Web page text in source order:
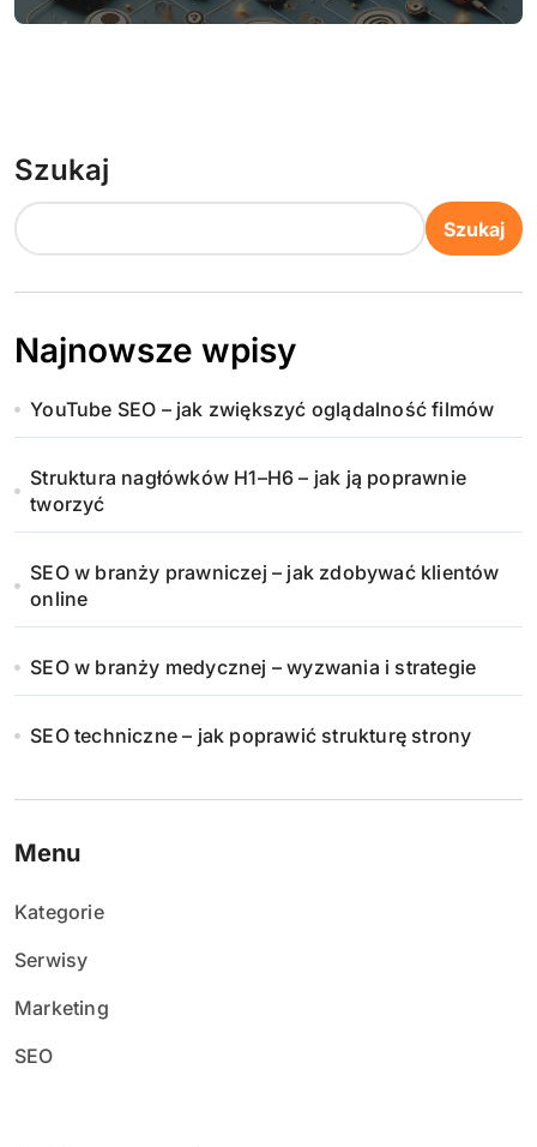
Szukaj
Szukaj
Najnowsze wpisy
YouTube SEO – jak zwiększyć oglądalność filmów
Struktura nagłówków H1–H6 – jak ją poprawnie
tworzyć
SEO w branży prawniczej – jak zdobywać klientów
online
SEO w branży medycznej – wyzwania i strategie
SEO techniczne – jak poprawić strukturę strony
Menu
Kategorie
Serwisy
Marketing
SEO